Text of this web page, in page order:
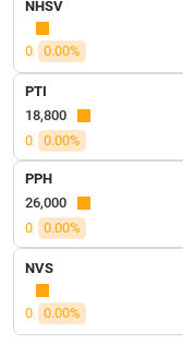
NHSV
0 0.00%
PTI
18,800
0
0.00%
PPH
26,000
0
0.00%
NVS
0 0.00%
SÓC
KHỎE
TÀI
CHÍNH
CÔNG
NGHỆ
THÔNG